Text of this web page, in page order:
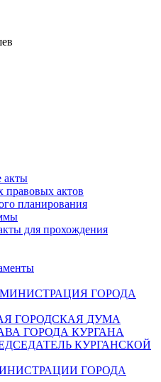
акты
актов
планирования
для прохождения
ГОРОДА
ГОРОДСКАЯ ДУМА
ГОРОДА КУРГАНА
КУРГАНСКОЙ
ГОРОДА